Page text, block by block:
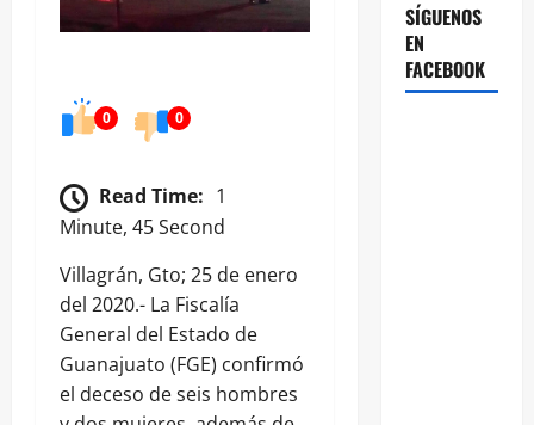
0 0
Read Time: 1
Minute, 45 Second
Villagrán, Gto; 25 de enero
del 2020.- La Fiscalía
General del Estado de
Guanajuato (FGE) confirmó
el deceso de seis hombres
SÍGUENOS
EN
FACEBOOK